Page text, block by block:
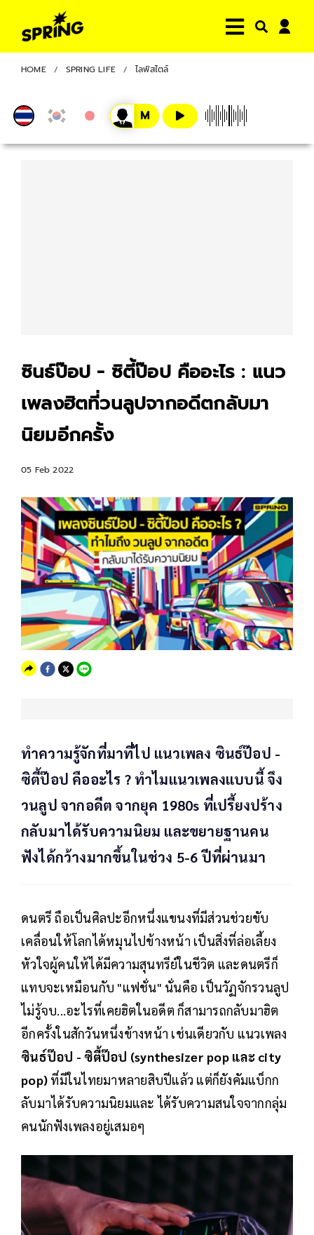
HOME SPRING LIFE ไลฟ์สไตล์
ซินธ์ป๊อป - ซิตี้ป๊อป คืออะไร : แนว
เพลงฮิตที่วนลูปจากอดีตกลับมา
นิยมอีกครั้ง
05 Feb 2022
ทำความรู้จักที่มาที่ไป แนวเพลง ซินธ์ป๊อป -
ซิตี้ป๊อป คืออะไร ? ทำไมแนวเพลงแบบนี้ จึง
วนลูป จากอดีต จากยุค 1980s ที่เปรี้ยงปร้าง
กลับมาได้รับความนิยม และขยายฐานคน
ฟังได้กว้างมากขึ้นในช่วง 5-6 ปีที่ผ่านมา
ดนตรี ถือเป็นศิลปะอีกหนึ่งแขนงที่มีส่วนช่วยขับ
เคลื่อนให้โลกได้หมุนไปข้างหน้า เป็นสิ่งที่ล่อเลี้ยง
หัวใจผู้คนให้ได้มีความสุนทรีย์ในชีวิต และดนตรีก็
แทบจะเหมือนกับ "แฟชั่น" นั่นคือ เป็นวัฏจักรวนลูป
ไม่รู้จบ...อะไรที่เคยฮิตในอดีต ก็สามารถกลับมาฮิต
อีกครั้งในสักวันหนึ่งข้างหน้า เช่นเดียวกับ แนวเพลง
ซินธ์ป๊อป - ซิตี้ป๊อป (synthesizer pop และ city
pop) ที่มีในไทยมาหลายสิบปีแล้ว แต่ก็ยังคัมแบ็กก
ลับมาได้รับความนิยมและ ได้รับความสนใจจากกลุ่ม
คนนักฟังเพลงอยู่เสมอๆ